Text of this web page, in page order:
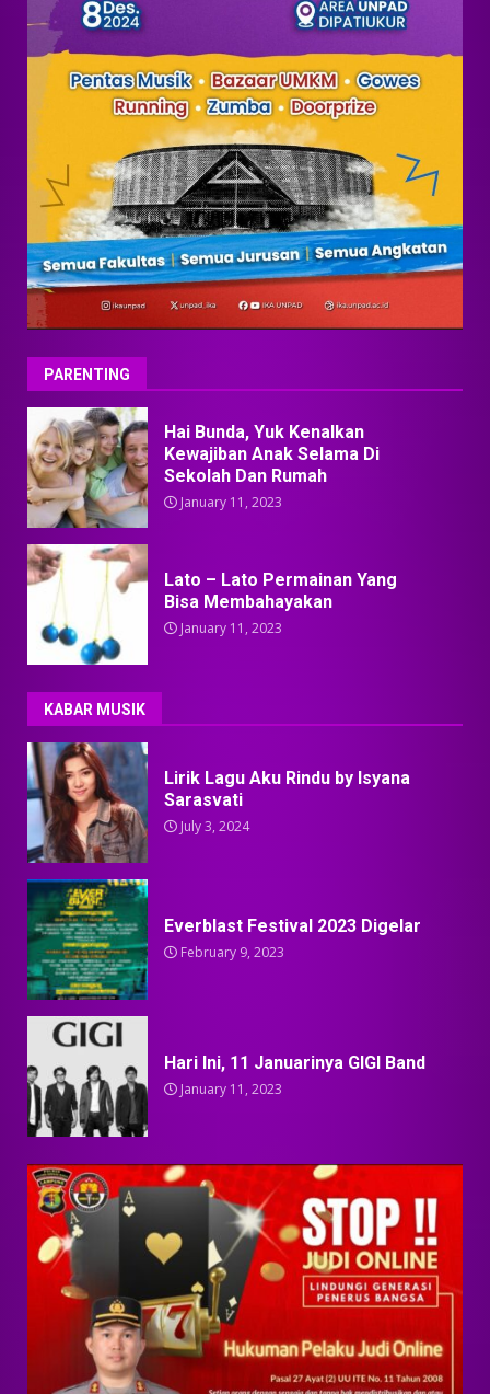
PARENTING
Hai Bunda, Yuk Kenalkan
Kewajiban Anak Selama Di
Sekolah Dan Rumah
January 11, 2023
Lato – Lato Permainan Yang
Bisa Membahayakan
January 11, 2023
KABAR MUSIK
Lirik Lagu Aku Rindu by Isyana
Sarasvati
July 3, 2024
Everblast Festival 2023 Digelar
February 9, 2023
Hari Ini, 11 Januarinya GIGI Band
January 11, 2023